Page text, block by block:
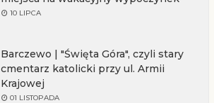
10 LIPCA
Barczewo | "Święta Góra", czyli stary
cmentarz katolicki przy ul. Armii
Krajowej
01 LISTOPADA